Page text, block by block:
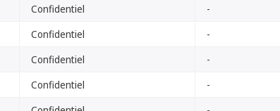
Confidentiel -
Confidentiel -
Confidentiel -
Confidentiel -